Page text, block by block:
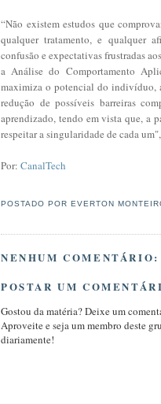
“Não existem estudos que
qualquer tratamento, e qualquer
confusão e expectativas frustradas
a Análise do Comportamento
maximiza o potencial do indivíduo,
redução de possíveis barreiras
aprendizado, tendo em vista que, a
respeitar a singularidade de cada
Por: CanalTech
POSTADO POR EVERTON
NENHUM COMENTÁRIO:
POSTAR UM
Gostou da matéria? Deixe um
Aproveite e seja um membro deste
diariamente!